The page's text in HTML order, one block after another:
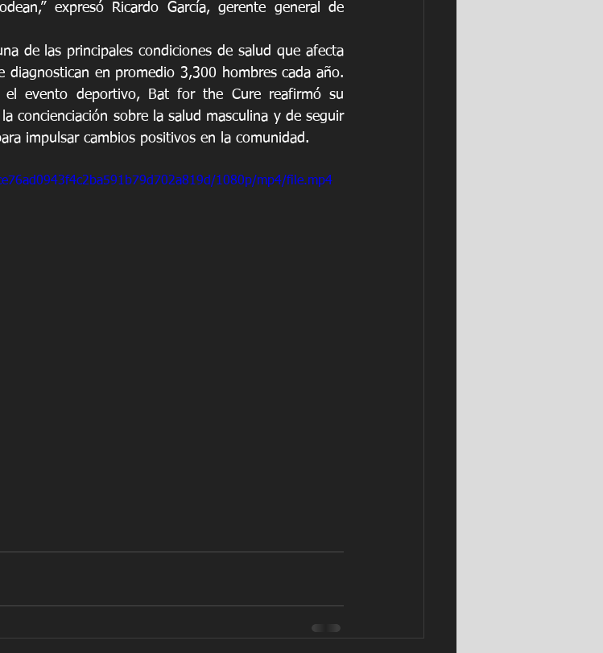
expresó Ricardo García, gerente general de
de las principales condiciones de salud que afecta
diagnostican en promedio 3,300 hombres cada año.
el evento deportivo, Bat for the Cure reafirmó su
concienciación sobre la salud masculina y de seguir
impulsar cambios positivos en la comunidad.
1080p/mp4/file.mp4